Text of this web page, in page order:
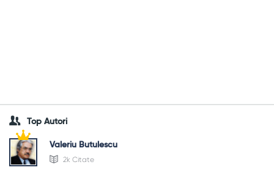
Top Autori
Valeriu Butulescu
2k Citate